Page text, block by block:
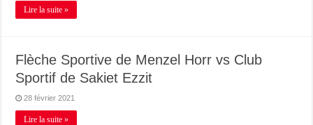
Lire la suite »
Flèche Sportive de Menzel Horr vs Club
Sportif de Sakiet Ezzit
28 février 2021
Lire la suite »